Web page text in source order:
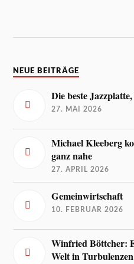
NEUE BEITRÄGE
Die beste
27. MAI 2026
Michael Kleeberg
ganz nahe
27. APRIL 2026
Gemeinwirtschaft
10. FEBRUAR 2026
Winfried Böttcher:
Welt in Turbulenzen